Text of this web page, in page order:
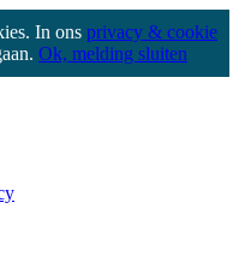
In ons privacy & cookie
Ok, melding sluiten